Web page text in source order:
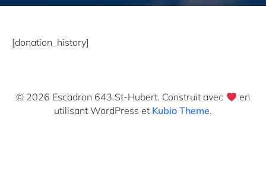
[donation_history]
© 2026 Escadron 643 St-Hubert. Construit avec
en
utilisant WordPress et Kubio Theme.